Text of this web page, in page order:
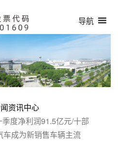
导航
资讯中心
季度净利润91.5亿元/十部
成为新销售车辆主流